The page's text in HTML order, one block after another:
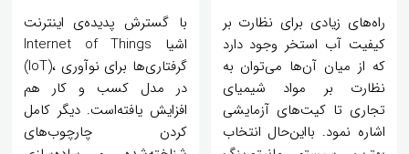
راه‌های زیادی برای نظارت بر
کیفیت آب استخر وجود دارد
که از میان آن‌ها می‌توان به
نظارت بر مواد شیمیای
تجاری تا کیت‌های آزمایشی
اشاره نمود. بااین‌حال انتخاب
با گسترش پدیده‌ی اینترنت
اشیا Internet of Things
‪(IoT)، گرفتاری‌ها برای نوآوری
در مدل کسب و کار هم
افزایش یافته‌است. دیگر کامل
کردن چارچوب‌های